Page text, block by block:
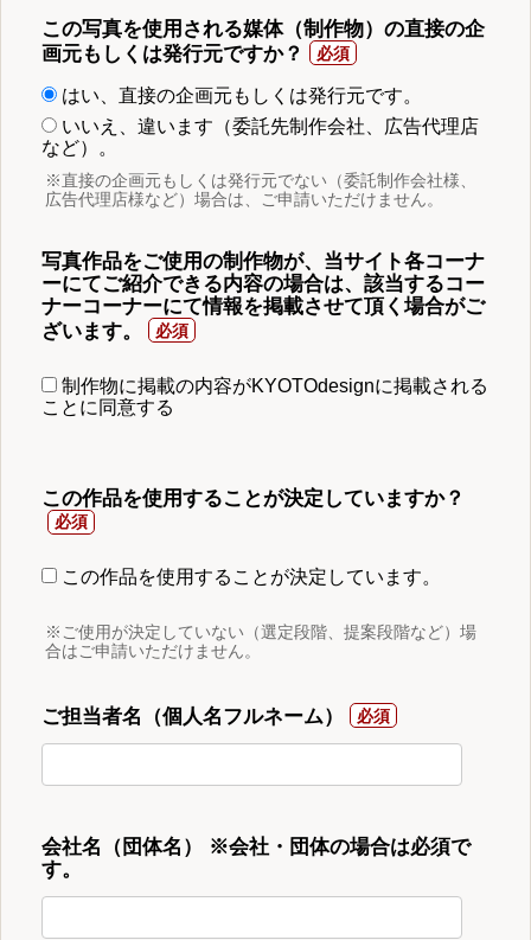
この写真を使用される媒体（制作物）の直接の企
画元もしくは発行元ですか？
はい、直接の企画元もしくは発行元です。
いいえ、違います（委託先制作会社、広告代理店
など）。
※直接の企画元もしくは発行元でない（委託制作会社様、
広告代理店様など）場合は、ご申請いただけません。
写真作品をご使用の制作物が、当サイト各コーナ
ーにてご紹介できる内容の場合は、該当するコー
ナーコーナーにて情報を掲載させて頂く場合がご
ざいます。
制作物に掲載の内容がKYOTOdesignに掲載される
ことに同意する
この作品を使用することが決定していますか？
この作品を使用することが決定しています。
※ご使用が決定していない（選定段階、提案段階など）場
合はご申請いただけません。
ご担当者名（個人名フルネーム）
会社名（団体名） ※会社・団体の場合は必須で
す。